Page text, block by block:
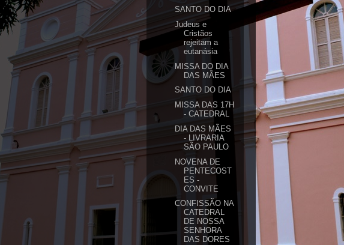
SANTO DO DIA
Judeus e
Cristãos
rejeitam a
eutanásia
MISSA DO DIA
DAS MÃES
SANTO DO DIA
MISSA DAS 17H
- CATEDRAL
DIA DAS MÃES
- LIVRARIA
SÃO PAULO
NOVENA DE
PENTECOST
ES -
CONVITE
CONFISSÃO NA
CATEDRAL
DE NOSSA
SENHORA
DAS DORES